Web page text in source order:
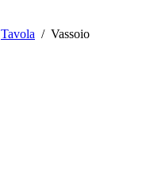
Tavola / Vassoio